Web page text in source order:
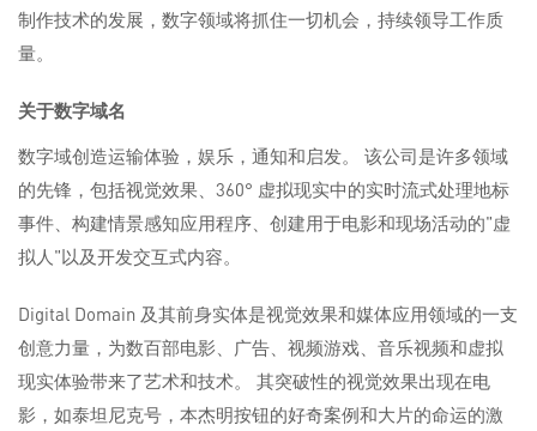
制作技术的发展，数字领域将抓住一切机会，持续领导工作质
量。
关于数字域名
数字域创造运输体验，娱乐，通知和启发。 该公司是许多领域
的先锋，包括视觉效果、360° 虚拟现实中的实时流式处理地标
事件、构建情景感知应用程序、创建用于电影和现场活动的"虚
拟人"以及开发交互式内容。
Digital Domain 及其前身实体是视觉效果和媒体应用领域的一支
创意力量，为数百部电影、广告、视频游戏、音乐视频和虚拟
现实体验带来了艺术和技术。 其突破性的视觉效果出现在电
影，如泰坦尼克号，本杰明按钮的好奇案例和大片的命运的激